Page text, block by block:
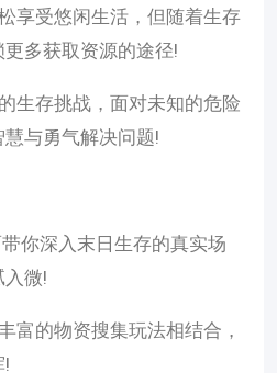
享受悠闲生活，但随着生存
多获取资源的途径!
生存挑战，面对未知的危险
与勇气解决问题!
你深入末日生存的真实场
微!
富的物资搜集玩法相结合，
!